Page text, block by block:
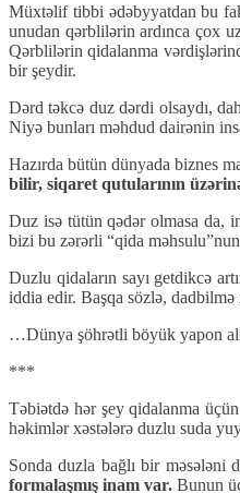
Müxtəlif tibbi ədəbyyatdan bu
unudan qərblilərin ardınca çox
Qərblilərin qidalanma
bir şeydir.
Dərd təkcə duz dərdi olsaydı,
Niyə bunları məhdud dairənin
Hazırda bütün dünyada biznes
bilir, siqaret qutularının
Duz isə tütün qədər olmasa da,
bizi bu zərərli “qida
Duzlu qidaların sayı getdikcə
iddia edir. Başqa sözlə, dadbilmə
…Dünya şöhrətli böyük yapon
***
Təbiətdə hər şey qidalanma
həkimlər xəstələrə duzlu suda
Sonda duzla bağlı bir məsələni
formalaşmış inam var. Bunun